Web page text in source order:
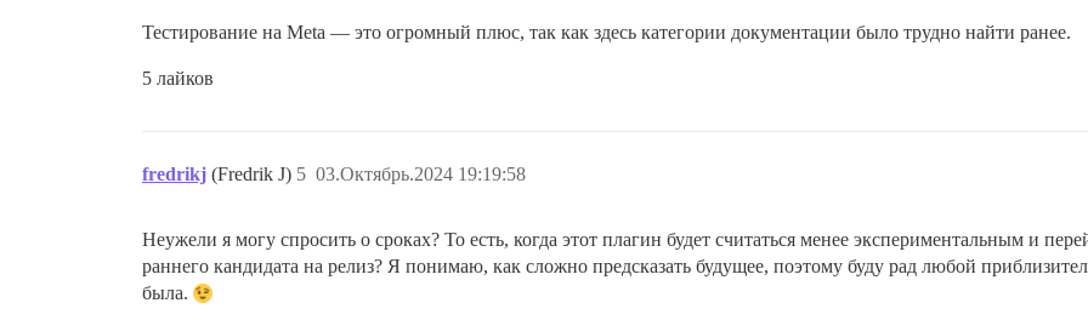
Тестирование на Meta — это огромный плюс, так как здесь категории документации было трудно найти ранее.
5 лайков
fredrikj (Fredrik J) 03.Октябрь.2024 19:19:58
5
Неужели я могу спросить о сроках? То есть, когда этот плагин будет считаться менее экспериментальным и
раннего кандидата на релиз? Я понимаю, как сложно предсказать будущее, поэтому буду рад любой
была.